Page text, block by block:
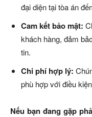
đại diện tại tòa án
Cam kết bảo mật:
khách hàng, đảm
tin.
Chi phí hợp lý:
phù hợp với điều
Nếu bạn đang gặp